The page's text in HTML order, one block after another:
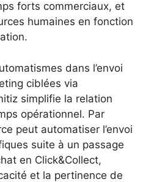
forts commerciaux, et
humaines en fonction
dans l’envoi
ciblées via
simplifie la relation
opérationnel. Par
peut automatiser l’envoi
suite à un passage
en Click&Collect,
et la pertinence de